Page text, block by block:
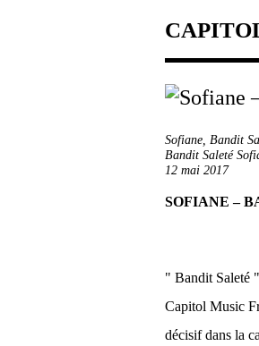
Sofiane, Bandit
Bandit Saleté
12 mai 2017
SOFIANE –
" Bandit Saleté
Capitol Music
décisif dans la